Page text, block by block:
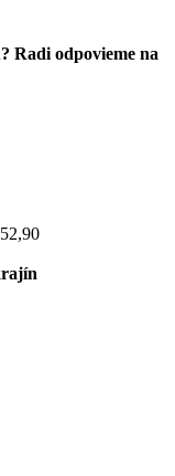
Radi odpovieme na